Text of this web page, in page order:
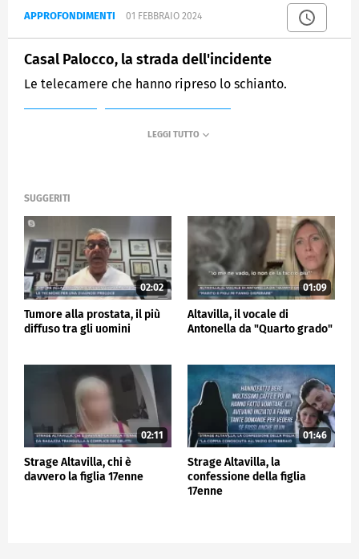
APPROFONDIMENTI 01 FEBBRAIO 2024
Casal Palocco, la strada dell'incidente
Le telecamere che hanno ripreso lo schianto.
SUGGERITI
02:02
Tumore alla prostata, il più
diffuso tra gli uomini
01:09
Altavilla, il vocale di
Antonella da "Quarto grado"
02:11
Strage Altavilla, chi è
davvero la figlia 17enne
01:46
Strage Altavilla, la
confessione della figlia
17enne